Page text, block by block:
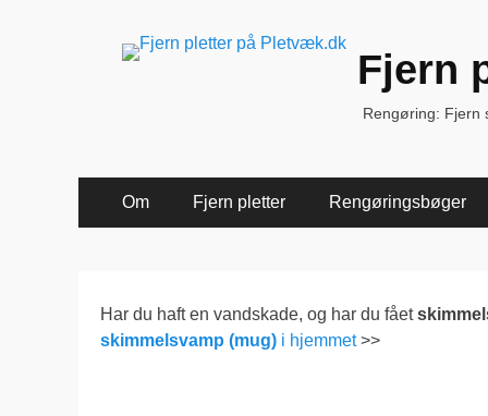
Fjern
Rengøring: Fjern
Primær
Menu
Om Fjern pletter Rengøringsbøger
Har du haft en vandskade, og har du fået
skimmelsvamp (mug) i hjemmet>>